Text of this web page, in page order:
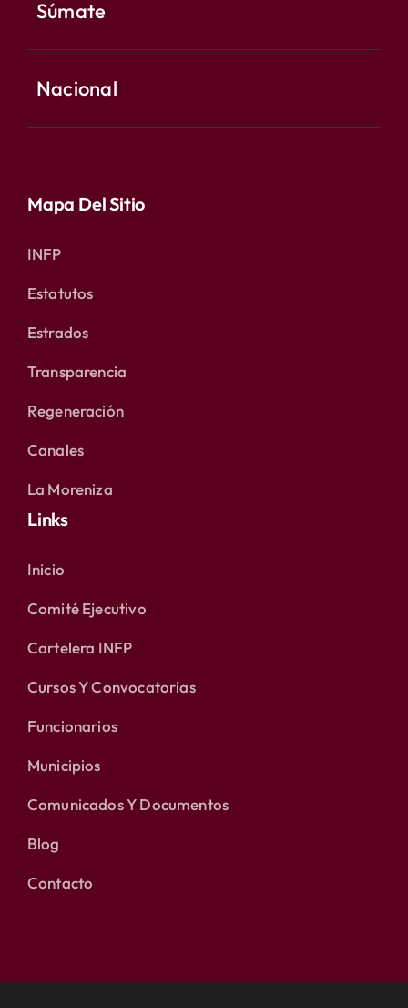
Súmate
Nacional
Mapa Del Sitio
INFP
Estatutos
Estrados
Transparencia
Regeneración
Canales
La Moreniza
Links
Inicio
Comité Ejecutivo
Cartelera INFP
Cursos Y Convocatorias
Funcionarios
Municipios
Comunicados Y Documentos
Blog
Contacto